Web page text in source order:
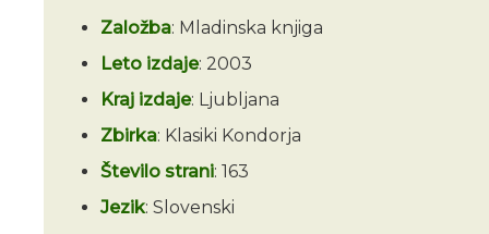
Založba: Mladinska knjiga
Leto izdaje: 2003
Kraj izdaje: Ljubljana
Zbirka: Klasiki Kondorja
Število strani: 163
Jezik: Slovenski